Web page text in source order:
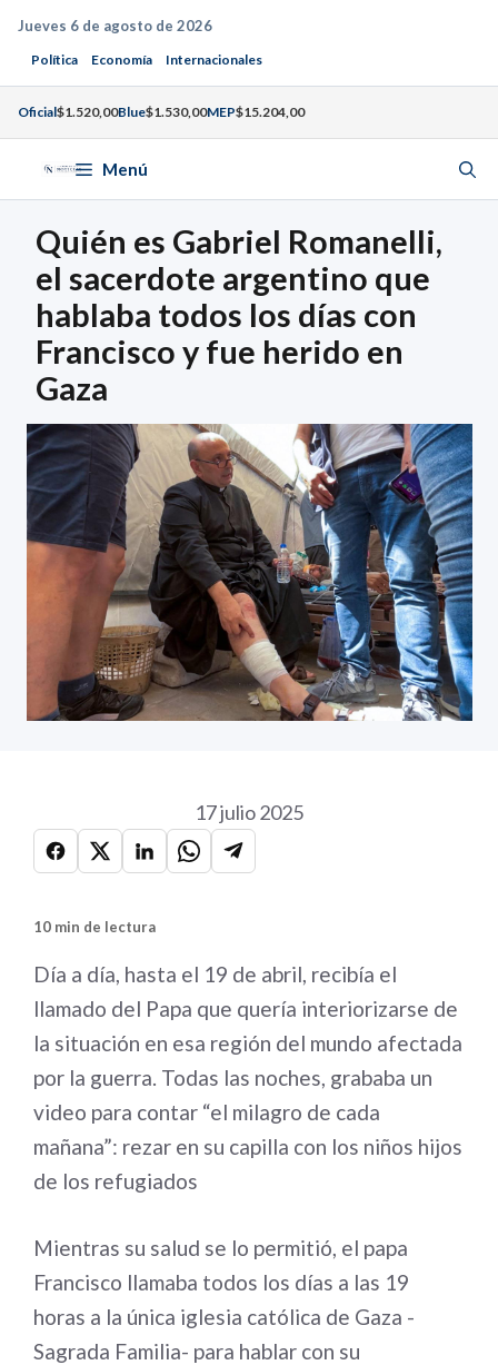
Saltar
contenido
Jueves 6 de agosto de 2026
Política Economía Internacionales
Oficial$1.520,00Blue$1.530,00MEP$15.204,00
Menú
Quién es Gabriel Romanelli,
el sacerdote argentino que
hablaba todos los días con
Francisco y fue herido en
Gaza
17 julio 2025
10 min de lectura
Día a día, hasta el 19 de abril, recibía el
llamado del Papa que quería interiorizarse de
la situación en esa región del mundo afectada
por la guerra. Todas las noches, grababa un
video para contar “el milagro de cada
mañana”: rezar en su capilla con los niños hijos
de los refugiados
Mientras su salud se lo permitió, el papa
Francisco llamaba todos los días a las 19
horas a la única iglesia católica de Gaza -
Sagrada Familia- para hablar con su